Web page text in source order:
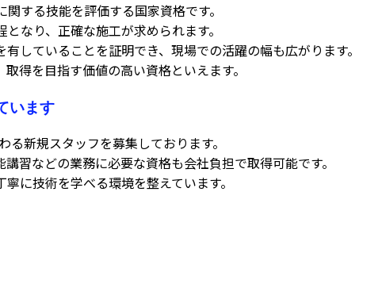
する技能を評価する国家資格です。
なり、正確な施工が求められます。
していることを証明でき、現場での活躍の幅も広がります。
得を目指す価値の高い資格といえます。
います
新規スタッフを募集しております。
習などの業務に必要な資格も会社負担で取得可能です。
に技術を学べる環境を整えています。